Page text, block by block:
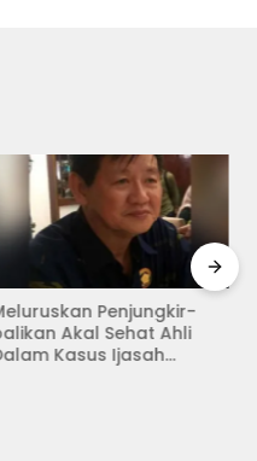
Rampas Motor Tanpa
Surat Resmi, Modus Baru
Debt Collector di Jalan